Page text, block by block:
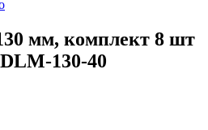
мм, комплект 8 шт
130-40